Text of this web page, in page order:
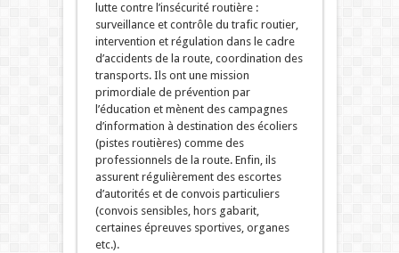
lutte contre l’insécurité routière :
surveillance et contrôle du trafic routier,
intervention et régulation dans le cadre
d’accidents de la route, coordination des
transports. Ils ont une mission
primordiale de prévention par
l’éducation et mènent des campagnes
d’information à destination des écoliers
(pistes routières) comme des
professionnels de la route. Enfin, ils
assurent régulièrement des escortes
d’autorités et de convois particuliers
(convois sensibles, hors gabarit,
certaines épreuves sportives, organes
etc.).